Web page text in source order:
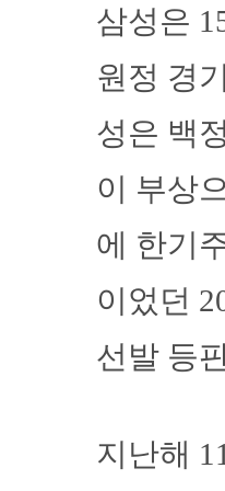
삼성은
원정 경
성은 백
이 부상
에 한기
이었던
선발 등
지난해